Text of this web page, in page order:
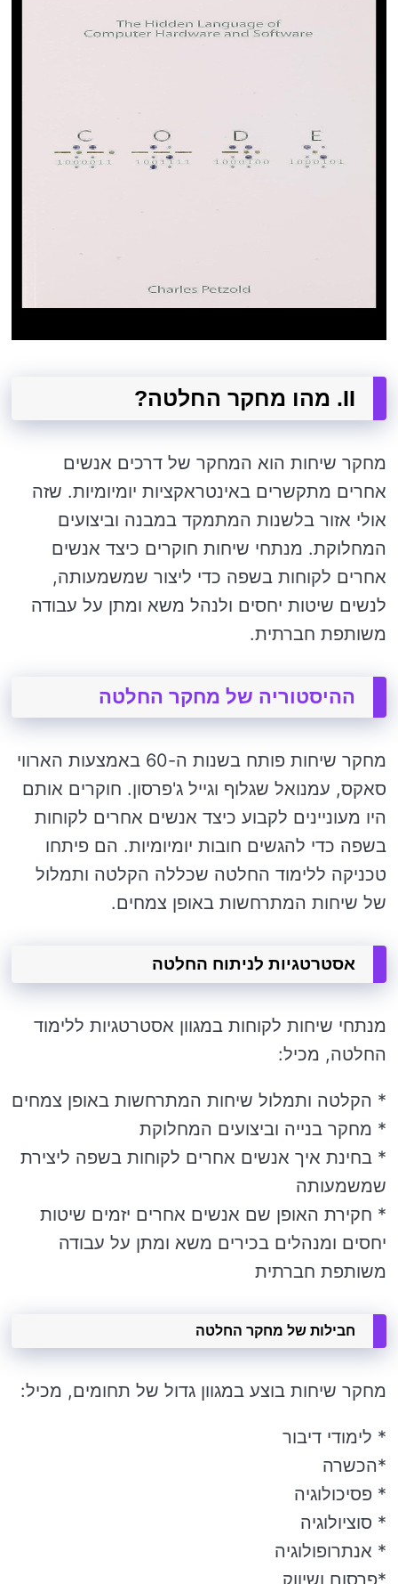
II. מהו מחקר החלטה?
מחקר שיחות הוא המחקר של דרכים אנשים
אחרים מתקשרים באינטראקציות יומיומיות. שזה
אולי אזור בלשנות המתמקד במבנה וביצועים
המחלוקת. מנתחי שיחות חוקרים כיצד אנשים
אחרים לקוחות בשפה כדי ליצור שמשמעותה,
לנשים שיטות יחסים ולנהל משא ומתן על עבודה
משותפת חברתית.
ההיסטוריה של מחקר החלטה
מחקר שיחות פותח בשנות ה-60 באמצעות הארווי
סאקס, עמנואל שגלוף וגייל ג'פרסון. חוקרים אותם
היו מעוניינים לקבוע כיצד אנשים אחרים לקוחות
בשפה כדי להגשים חובות יומיומיות. הם פיתחו
טכניקה ללימוד החלטה שכללה הקלטה ותמלול
של שיחות המתרחשות באופן צמחים.
אסטרטגיות לניתוח החלטה
מנתחי שיחות לקוחות במגוון אסטרטגיות ללימוד
החלטה, מכיל:
* הקלטה ותמלול שיחות המתרחשות באופן צמחים
* מחקר בנייה וביצועים המחלוקת
* בחינת איך אנשים אחרים לקוחות בשפה ליצירת
שמשמעותה
* חקירת האופן שם אנשים אחרים יזמים שיטות
יחסים ומנהלים בכירים משא ומתן על עבודה
משותפת חברתית
חבילות של מחקר החלטה
מחקר שיחות בוצע במגוון גדול של תחומים, מכיל:
* לימודי דיבור
*הכשרה
* פסיכולוגיה
* סוציולוגיה
* אנתרופולוגיה